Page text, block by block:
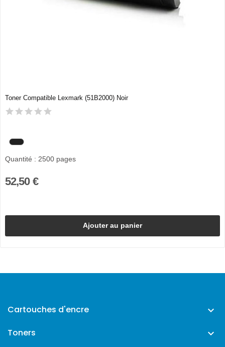
Toner Compatible Lexmark (51B2000) Noir
Quantité : 2500 pages
52,50 €
Ajouter au panier
Cartouches d'encre 
Toners 